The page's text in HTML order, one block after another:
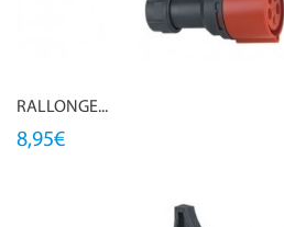
RALLONGE...
8,95€